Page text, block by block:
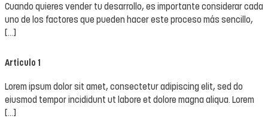
Cuando quieres vender tu desarrollo, es importante considerar cada
uno de los factores que pueden hacer este proceso más sencillo,
[…]
Articulo 1
Lorem ipsum dolor sit amet, consectetur adipiscing elit, sed do
eiusmod tempor incididunt ut labore et dolore magna aliqua. Lorem
[…]